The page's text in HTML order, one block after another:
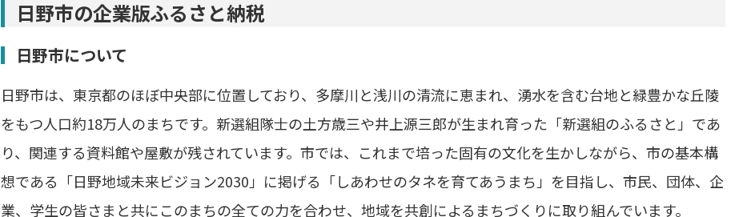
日野市の企業版ふるさと納税
日野市について
日野市は、東京都のほぼ中央部に位置しており、多摩川と浅川の清流に恵まれ、湧水を含む台地と緑豊かな丘陵
をもつ人口約18万人のまちです。新選組隊士の土方歳三や井上源三郎が生まれ育った「新選組のふるさと」であ
り、関連する資料館や屋敷が残されています。市では、これまで培った固有の文化を生かしながら、市の基本構
想である「日野地域未来ビジョン2030」に掲げる「しあわせのタネを育てあうまち」を目指し、市民、団体、企
業、学生の皆さまと共にこのまちの全ての力を合わせ、地域を共創によるまちづくりに取り組んでいます。